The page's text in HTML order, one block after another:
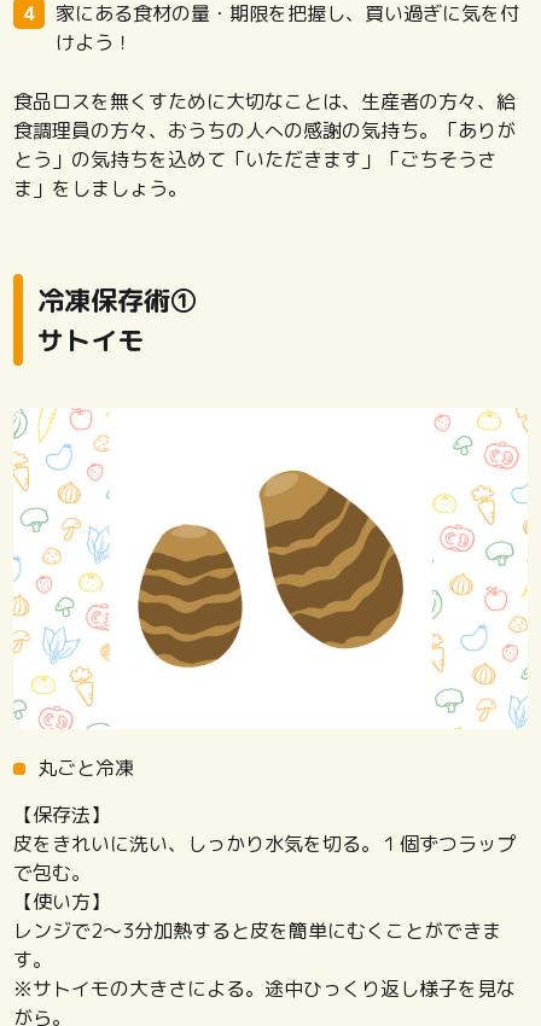
家にある食材の量・期限を把握し、買い過ぎに気を付
けよう！
食品ロスを無くすために大切なことは、生産者の方々、給
食調理員の方々、おうちの人への感謝の気持ち。「ありが
とう」の気持ちを込めて「いただきます」「ごちそうさ
ま」をしましょう。
冷凍保存術①
サトイモ
丸ごと冷凍
【保存法】
皮をきれいに洗い、しっかり水気を切る。１個ずつラップ
で包む。
【使い方】
レンジで2〜3分加熱すると皮を簡単にむくことができま
す。
※サトイモの大きさによる。途中ひっくり返し様子を見な
がら。